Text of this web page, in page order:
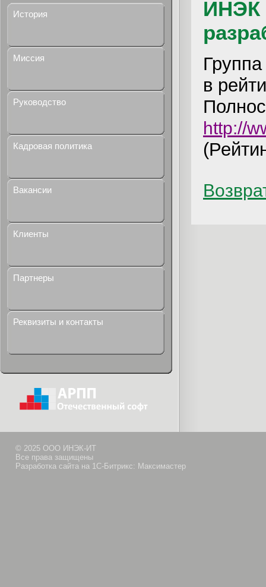
История
Миссия
Руководство
Кадровая политика
Вакансии
Клиенты
Партнеры
Реквизиты и контакты
ИНЭК
в
http://
© 2025 ООО ИНЭК-ИТ
Все права защищены
Разработка сайта на 1С-Битрикс: Максимастер